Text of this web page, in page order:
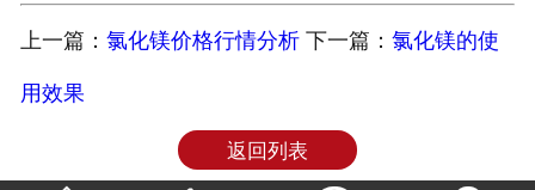
上一篇： 氯化镁价格行情分析下一篇： 氯化镁的使
用效果
返回列表